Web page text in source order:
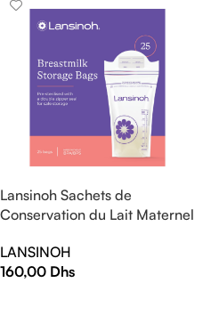
Lansinoh Sachets de
Conservation du Lait Maternel
LANSINOH
160,00 Dhs